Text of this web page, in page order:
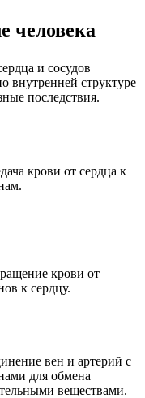
человека
и сосудов
внутренней структуре
последствия.
крови от сердца к
крови от
к сердцу.
вен и артерий с
для обмена
веществами.